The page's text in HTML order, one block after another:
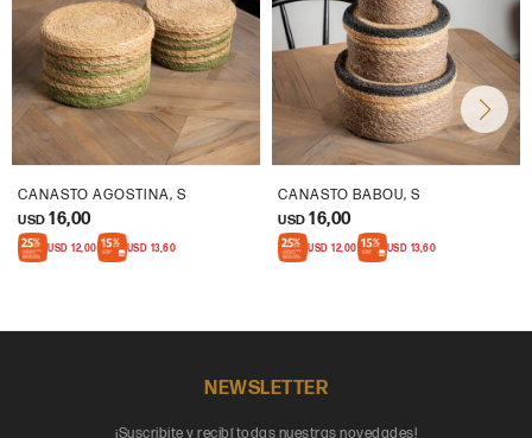
CANASTO AGOSTINA, S
USD 16,00
USD 12,00 USD 13,60
CANASTO BABOU, S
USD 16,00
USD 12,00 USD 13,60
NEWSLETTER
¡Suscribite y recibí todas nuestras novedades!